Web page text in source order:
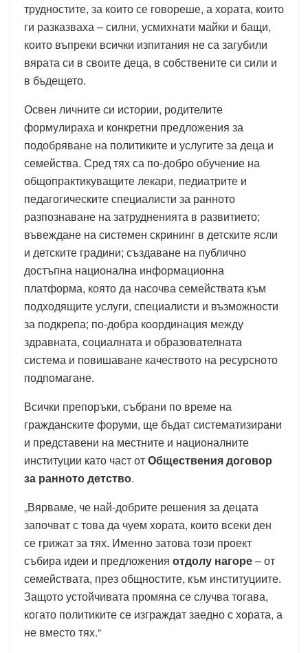
трудностите, за които се говореше, а хората, които
ги разказваха – силни, усмихнати майки и бащи,
които въпреки всички изпитания не са загубили
вярата си в своите деца, в собствените си сили и
в бъдещето.
Освен личните си истории, родителите
формулираха и конкретни предложения за
подобряване на политиките и услугите за деца и
семейства. Сред тях са по-добро обучение на
общопрактикуващите лекари, педиатрите и
педагогическите специалисти за ранното
разпознаване на затрудненията в развитието;
въвеждане на системен скрининг в детските ясли
и детските градини; създаване на публично
достъпна национална информационна
платформа, която да насочва семействата към
подходящите услуги, специалисти и възможности
за подкрепа; по-добра координация между
здравната, социалната и образователната
система и повишаване качеството на ресурсното
подпомагане.
Всички препоръки, събрани по време на
гражданските форуми, ще бъдат систематизирани
и представени на местните и националните
институции като част отОбществения договор
за ранното детство.
„Вярваме, че най-добрите решения за децата
започват с това да чуем хората, които всеки ден
се грижат за тях. Именно затова този проект
събира идеи и предложения отдолу нагоре– от
семействата, през общностите, към институциите.
Защото устойчивата промяна се случва тогава,
когато политиките се изграждат заедно с хората, а
не вместо тях.“